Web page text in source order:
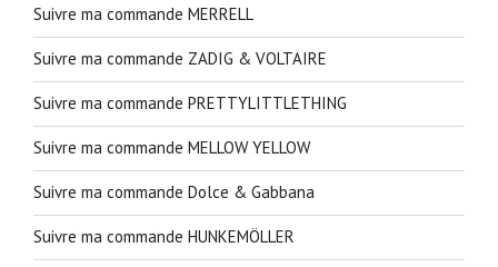
Suivre ma commande MERRELL
Suivre ma commande ZADIG & VOLTAIRE
Suivre ma commande PRETTYLITTLETHING
Suivre ma commande MELLOW YELLOW
Suivre ma commande Dolce & Gabbana
Suivre ma commande HUNKEMÖLLER